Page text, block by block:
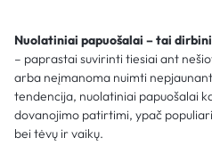
Nuolatiniai papuošalai – tai
– paprastai suvirinti tiesiai ant
arba neįmanoma nuimti
tendencija, nuolatiniai papuošalai
dovanojimo patirtimi, ypač
bei tėvų ir vaikų.